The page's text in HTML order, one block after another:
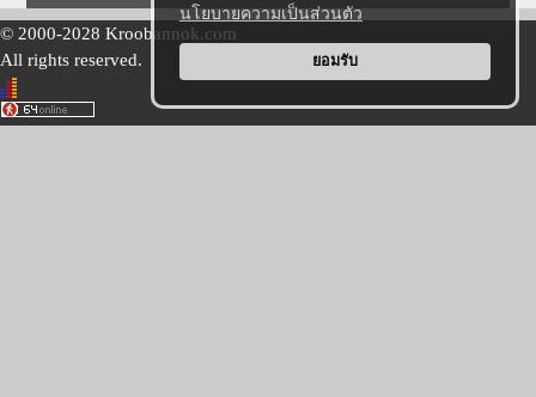
นโยบายความเป็นส่วนตัว
ยอมรับ
© 2000-2028 Kroobannok.com
All rights reserved.